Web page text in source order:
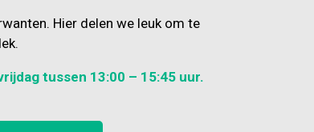
Hier delen we leuk om te
tussen 13:00 – 15:45 uur.